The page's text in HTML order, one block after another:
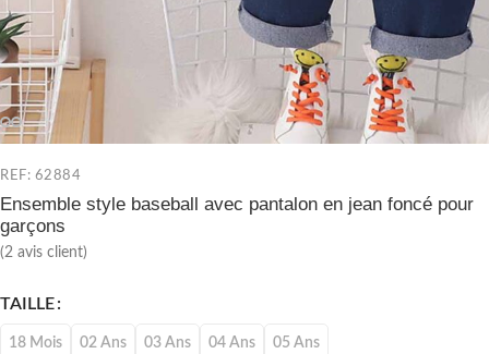
REF: 62884
Ensemble style baseball avec pantalon en jean foncé pour
garçons
(2 avis client)
TAILLE
18 Mois 02 Ans 03 Ans 04 Ans 05 Ans